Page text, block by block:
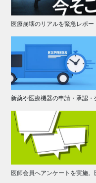
医療崩壊のリアルを緊急レポー
新薬や医療機器の申請・承認・
医師会員へアンケートを実施。